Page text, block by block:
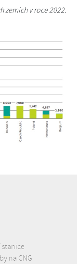
zemích v roce 2022.
stanice
na CNG